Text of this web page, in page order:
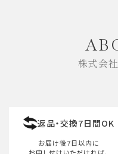
株式会
返品・交換7日間OK
お届け後7日以内に